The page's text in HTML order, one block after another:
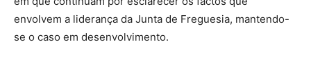
envolvem a liderança da Junta de Freguesia, mantendo-
se o caso em desenvolvimento.